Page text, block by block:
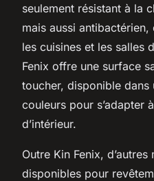
seulement résistant à la
mais aussi
les cuisines et les salles
Fenix offre une surface
toucher, disponible dans
couleurs pour s’adapter
d’intérieur.
Outre Kin Fenix,
disponibles pour